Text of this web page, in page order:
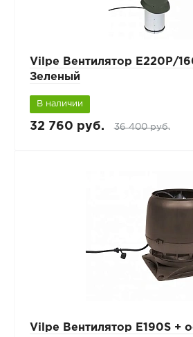
Vilpe Вентилятор Е220Р/
Зеленый
В наличии
32 760 руб. 36 400 руб.
Vilpe Вентилятор E190S +